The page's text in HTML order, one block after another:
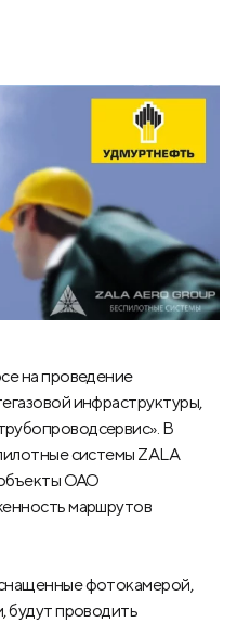
на проведение
инфраструктуры,
В
системы ZALA
ОАО
маршрутов
фотокамерой,
будут проводить